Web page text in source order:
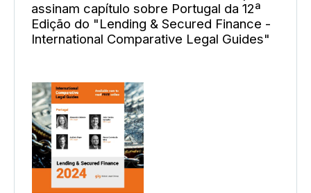
assinam capítulo sobre Portugal da 12ª
Edição do "Lending & Secured Finance -
International Comparative Legal Guides"